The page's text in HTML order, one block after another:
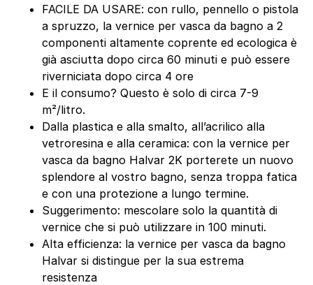
FACILE DA USARE: con rullo, pennello o pistola
a spruzzo, la vernice per vasca da bagno a 2
componenti altamente coprente ed ecologica è
già asciutta dopo circa 60 minuti e può essere
riverniciata dopo circa 4 ore
E il consumo? Questo è solo di circa 7-9
m²/litro.
Dalla plastica e alla smalto, all’acrilico alla
vetroresina e alla ceramica: con la vernice per
vasca da bagno Halvar 2K porterete un nuovo
splendore al vostro bagno, senza troppa fatica
e con una protezione a lungo termine.
Suggerimento: mescolare solo la quantità di
vernice che si può utilizzare in 100 minuti.
Alta efficienza: la vernice per vasca da bagno
Halvar si distingue per la sua estrema
resistenza